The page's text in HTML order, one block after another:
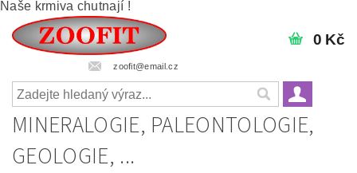
Naše krmiva chutnají !
zoofit@email.cz
0 Kč
MINERALOGIE, PALEONTOLOGIE,
GEOLOGIE, ...